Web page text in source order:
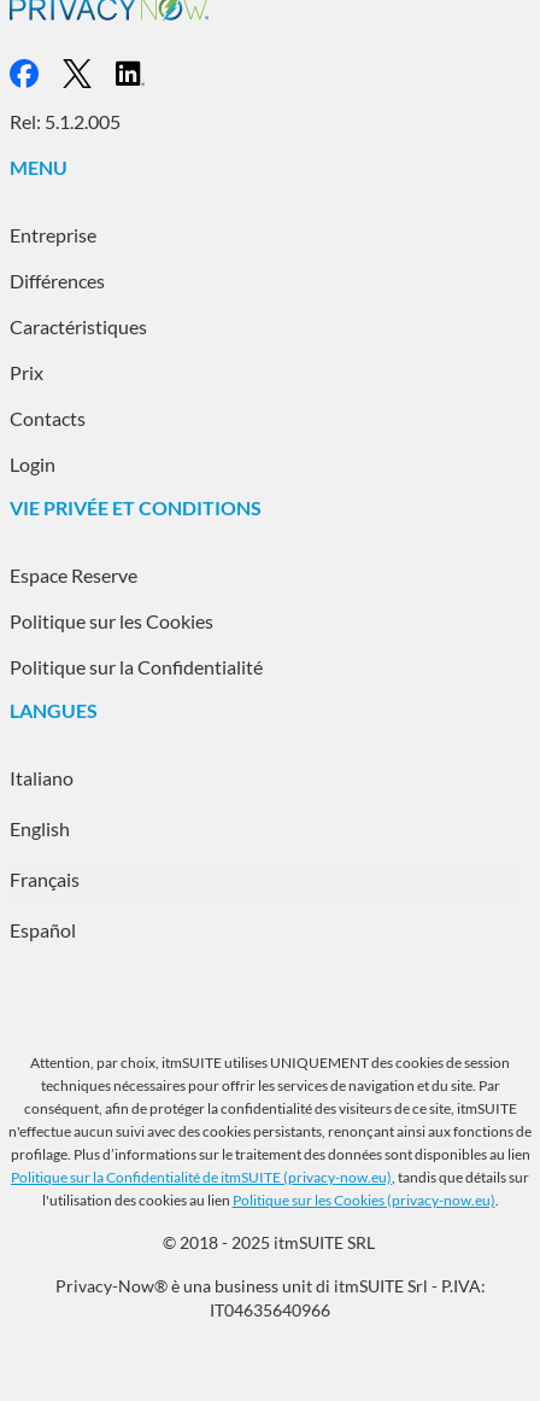
Rel: 5.1.2.005
MENU
Entreprise
Différences
Caractéristiques
Prix
Contacts
Login
VIE PRIVÉE ET CONDITIONS
Espace Reserve
Politique sur les Cookies
Politique sur la Confidentialité
LANGUES
Select your language
Italiano
English
Français
Español
Attention, par choix, itmSUITE utilises UNIQUEMENT des cookies de session
techniques nécessaires pour offrir les services de navigation et du site. Par
conséquent, afin de protéger la confidentialité des visiteurs de ce site, itmSUITE
n'effectue aucun suivi avec des cookies persistants, renonçant ainsi aux fonctions de
profilage. Plus d’informations sur le traitement des données sont disponibles au lien
Politique sur la Confidentialité de itmSUITE (privacy-now.eu), tandis que détails sur
l'utilisation des cookies au lien Politique sur les Cookies (privacy-now.eu).
© 2018 - 2025 itmSUITE SRL
Privacy-Now® è una business unit di itmSUITE Srl - P.IVA:
IT04635640966